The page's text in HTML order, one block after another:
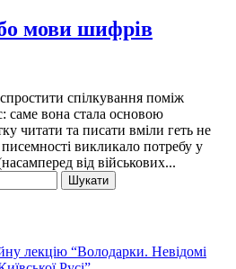
мови шифрів
спілкування поміж
саме вона стала основою
читати та писати вміли геть не
викликало потребу у
від військових...